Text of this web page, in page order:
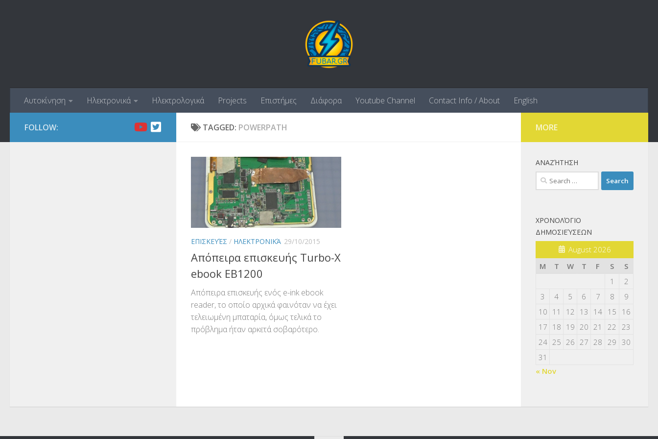
Αυτοκίνηση Ηλεκτρονικά Ηλεκτρολογικά Projects Επιστήμες Διάφορα Youtube Channel Contact Info / About English
TAGGED: POWERPATH
ΕΠΙΣΚΕΥΈΣ / ΗΛΕΚΤΡΟΝΙΚΆ 29/10/2015
Απόπειρα επισκευής Turbo-X
ebook EB1200
Απόπειρα επισκευής ενός e-ink ebook
reader, το οποίο αρχικά φαινόταν να έχει
τελειωμένη μπαταρία, όμως τελικά το
πρόβλημα ήταν αρκετά σοβαρότερο.
FOLLOW: MORE
ΑΝΑΖΉΤΗΣΗ
Search
for:
ΧΡΟΝΟΛΌΓΙΟ
ΔΗΜΟΣΙΕΎΣΕΩΝ
August 2026
M
T W T F S
S
1
2
3
4 5 6 7 8
9
10 11 12 13 14 15
16
17 18 19 20 21 22 23
24 25 26 27 28 29 30
31
« Nov